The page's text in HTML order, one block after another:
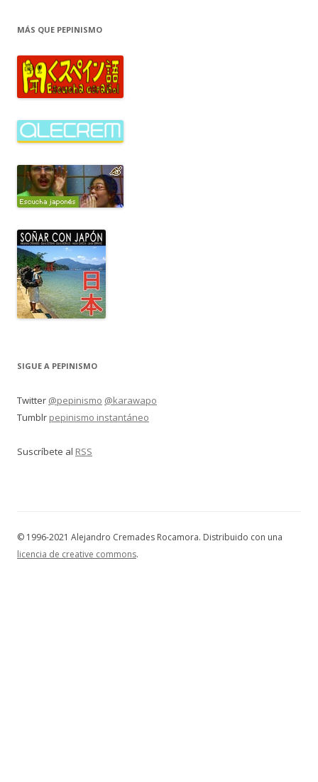
MÁS QUE PEPINISMO
SIGUE A PEPINISMO
Twitter @pepinismo @karawapo
Tumblr pepinismo instantáneo
Suscríbete al RSS
© 1996-2021 Alejandro Cremades Rocamora. Distribuido con una
licencia de creative commons.